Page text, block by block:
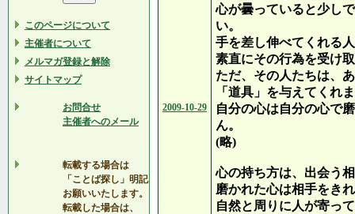
このページについて
主催者について
メルマガ登録と解除
サイトマップ
お問合せ
主催者へのメール
転載する場合は
「ことば探し」明記
お願いいたします。
転載した場合は、
2009-10-29
心が曇っていると少し
い。
手を差し伸べてくれる
素直にその行為を受け
ただ、その人たちは、
「道具」を与えてくれ
自分の心は自分の心で
ん。
(略)
心の持ち方は、出会う
磨かれた心は相手をき
自然と周りに人が寄っ